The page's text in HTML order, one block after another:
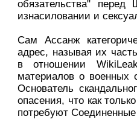
обязательства"
изнасиловании и
Сам Ассанж
адрес, называя их
в отношении
материалов о военных
Основатель
опасения, что как
потребуют